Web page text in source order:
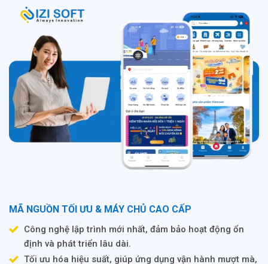
MÃ NGUỒN TỐI ƯU & MÁY CHỦ CAO CẤP
Công nghệ lập trình mới nhất, đảm bảo hoạt động ổn
định và phát triển lâu dài.
Tối ưu hóa hiệu suất, giúp ứng dụng vận hành mượt mà,